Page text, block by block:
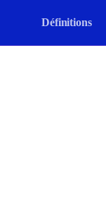
Définitions